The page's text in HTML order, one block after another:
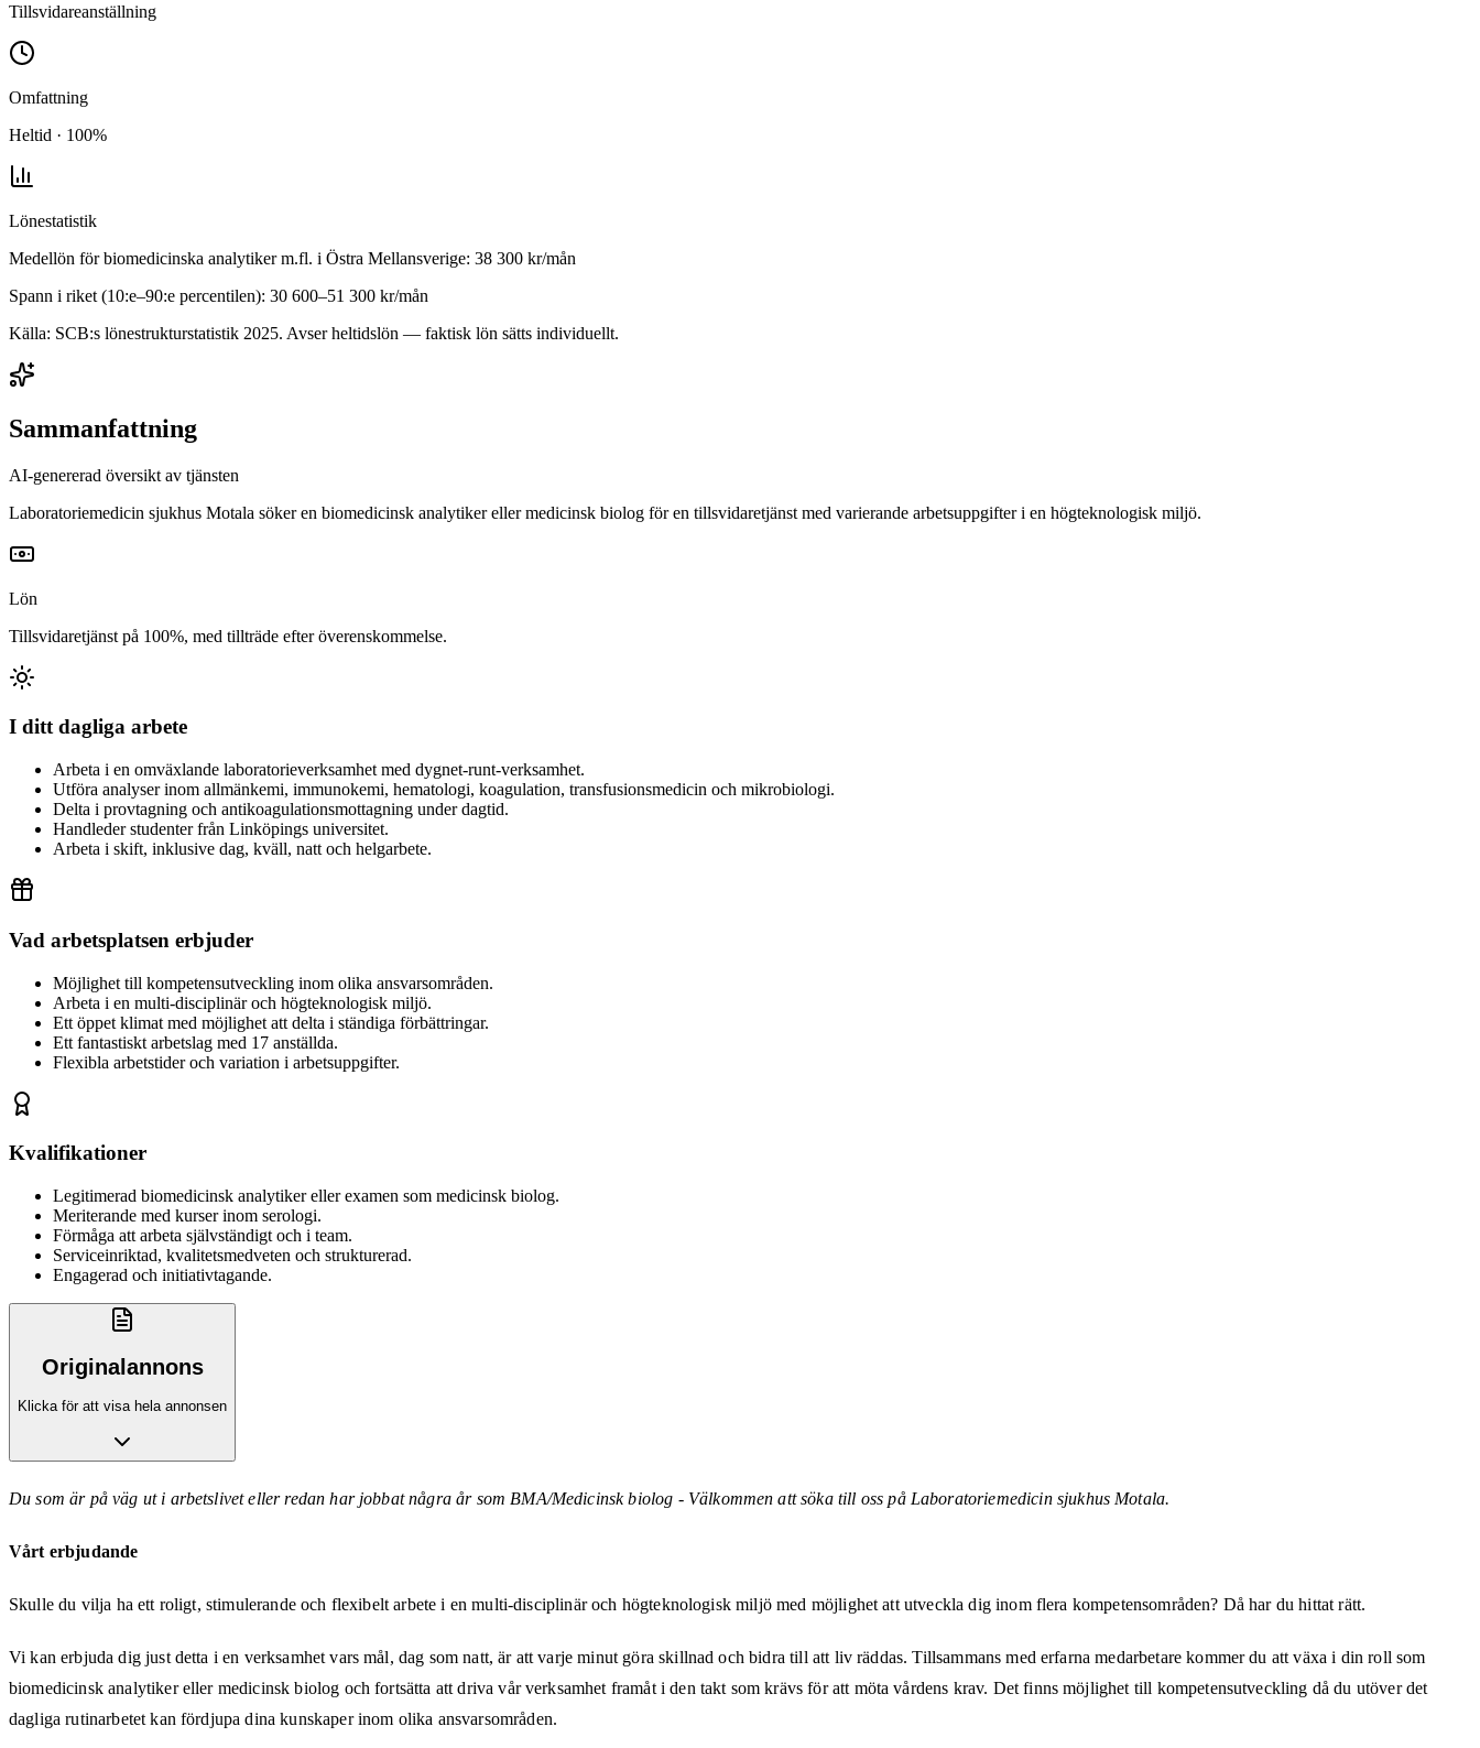
Tillsvidareanställning
Omfattning
Heltid · 100%
Lönestatistik
Medellön förbiomedicinska analytiker m.fl. i Östra Mellansverige: 38 300 kr/mån
Spann i riket (10:e–90:e percentilen): 30 600–51 300 kr/mån
Källa: SCB:s lönestrukturstatistik 2025. Avser heltidslön — faktisk lön sätts individuellt.
Sammanfattning
AI-genererad översikt av tjänsten
Laboratoriemedicin sjukhus Motala söker en biomedicinsk analytiker eller medicinsk biolog för en tillsvidaretjänst med varierande arbetsuppgifter i en högteknologisk miljö.
Lön
Tillsvidaretjänst på 100%, med tillträde efter överenskommelse.
I ditt dagliga arbete
Arbeta i en omväxlande laboratorieverksamhet med dygnet-runt-verksamhet.
Utföra analyser inom allmänkemi, immunokemi, hematologi, koagulation, transfusionsmedicin och mikrobiologi.
Delta i provtagning och antikoagulationsmottagning under dagtid.
Handleder studenter från Linköpings universitet.
Arbeta i skift, inklusive dag, kväll, natt och helgarbete.
Vad arbetsplatsen erbjuder
Möjlighet till kompetensutveckling inom olika ansvarsområden.
Arbeta i en multi-disciplinär och högteknologisk miljö.
Ett öppet klimat med möjlighet att delta i ständiga förbättringar.
Ett fantastiskt arbetslag med 17 anställda.
Flexibla arbetstider och variation i arbetsuppgifter.
Kvalifikationer
Legitimerad biomedicinsk analytiker eller examen som medicinsk biolog.
Meriterande med kurser inom serologi.
Förmåga att arbeta självständigt och i team.
Serviceinriktad, kvalitetsmedveten och strukturerad.
Engagerad och initiativtagande.
Originalannons
Klicka för att visa hela annonsen
Du som är på väg ut i arbetslivet eller redan har jobbat några år som BMA/Medicinsk biolog - Välkommen att söka till oss på Laboratoriemedicin sjukhus Motala.
Vårt erbjudande
Skulle du vilja ha ett roligt, stimulerande och flexibelt arbete i en multi-disciplinär och högteknologisk miljö med möjlighet att utveckla dig inom flera kompetensområden? Då har du hittat rätt.
Vi kan erbjuda dig just detta i en verksamhet vars mål, dag som natt, är att varje minut göra skillnad och bidra till att liv räddas. Tillsammans med erfarna medarbetare kommer du att växa i din roll som
biomedicinsk analytiker eller medicinsk biolog och fortsätta att driva vår verksamhet framåt i den takt som krävs för att möta vårdens krav. Det finns möjlighet till kompetensutveckling då du utöver det
dagliga rutinarbetet kan fördjupa dina kunskaper inom olika ansvarsområden.